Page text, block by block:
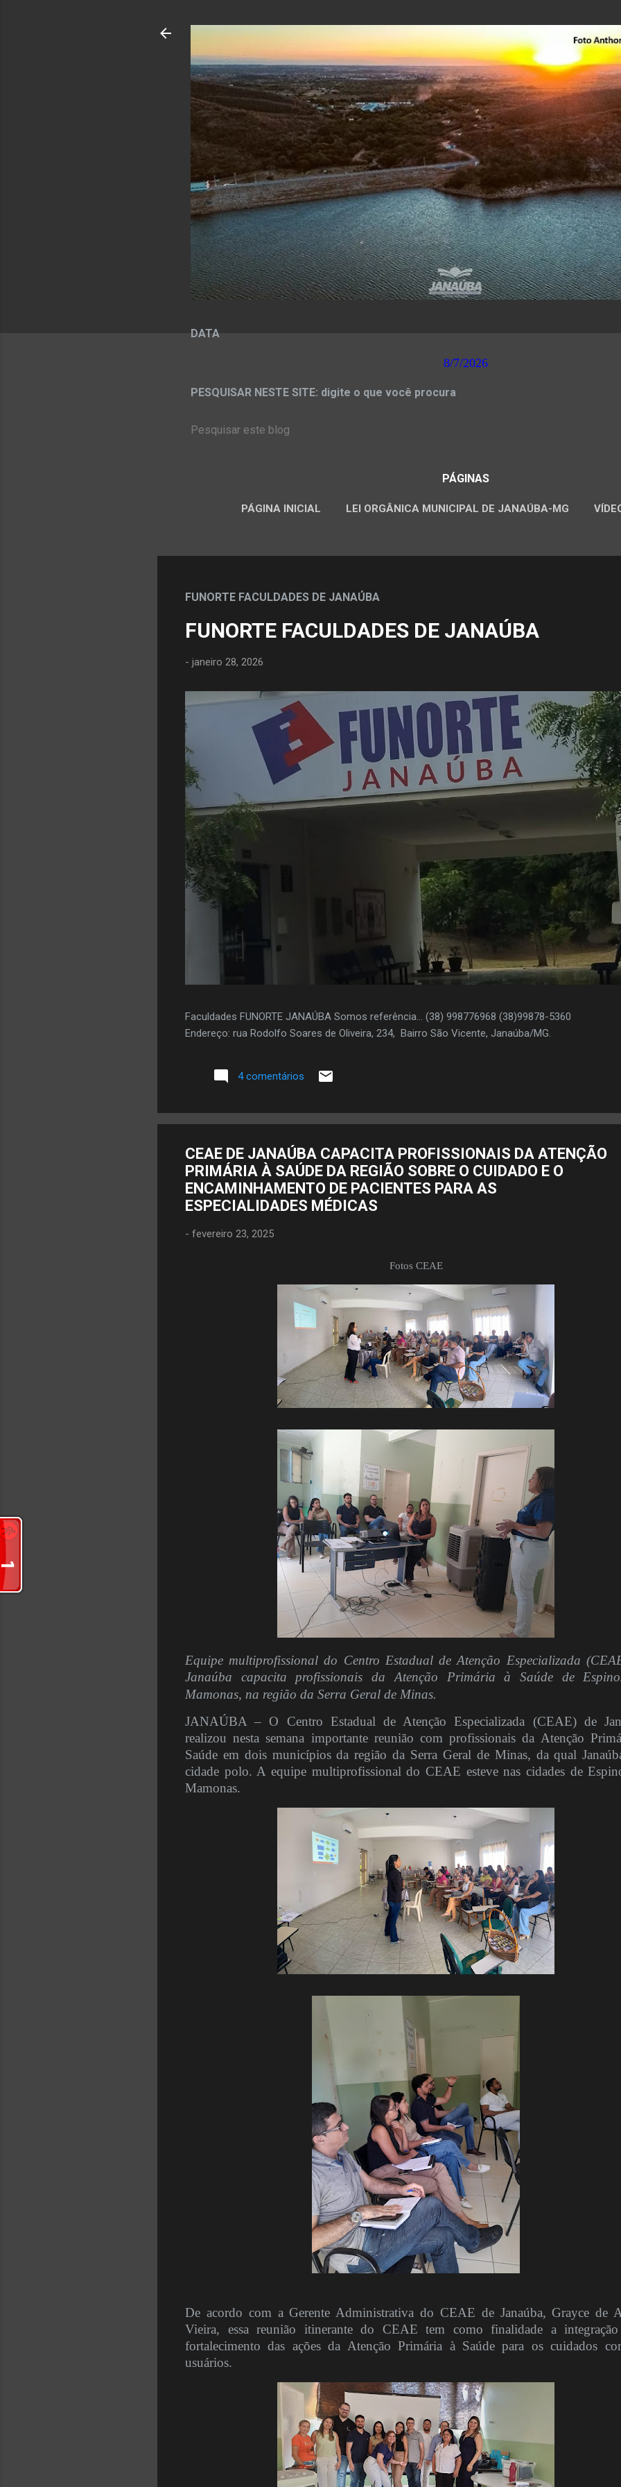
DATA
8/7/2026
PESQUISAR NESTE SITE: digite o que você procura
PÁGINAS
PÁGINA INICIAL LEI ORGÂNICA MUNICIPAL DE JANAÚBA-MG
FUNORTE FACULDADES DE JANAÚBA
FUNORTE FACULDADES DE JANAÚBA
- janeiro 28, 2026
Faculdades FUNORTE JANAÚBA Somos referência... (38) 998776968 (38)99878-5360
Endereço: rua Rodolfo Soares de Oliveira, 234, Bairro São Vicente, Janaúba/MG.
4 comentários
CEAE DE JANAÚBA CAPACITA PROFISSIONAIS DA ATENÇÃO
PRIMÁRIA À SAÚDE DA REGIÃO SOBRE O CUIDADO E O
ENCAMINHAMENTO DE PACIENTES PARA AS
ESPECIALIDADES MÉDICAS
- fevereiro 23, 2025
Fotos CEAE
Equipe multiprofissional do Centro Estadual de Atenção Especializada
Janaúba capacita profissionais da Atenção Primária à Saúde de
Mamonas, na região da Serra Geral de Minas.
JANAÚBA – O Centro Estadual de Atenção Especializada (CEAE) de
realizou nesta semana importante reunião com profissionais da Atenção
Saúde em dois municípios da região da Serra Geral de Minas, da qual
cidade polo. A equipe multiprofissional do CEAE esteve nas cidades de
Mamonas.
De acordo com a Gerente Administrativa do CEAE de Janaúba, Grayce de
Vieira, essa reunião itinerante do CEAE tem como finalidade a
fortalecimento das ações da Atenção Primária à Saúde para os cuidados
usuários.